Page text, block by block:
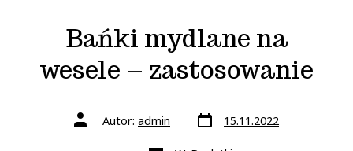
Bańki mydlane na
wesele – zastosowanie
Autor
wpisuAutor: admin Data
wpisu15.11.2022
Kategorie